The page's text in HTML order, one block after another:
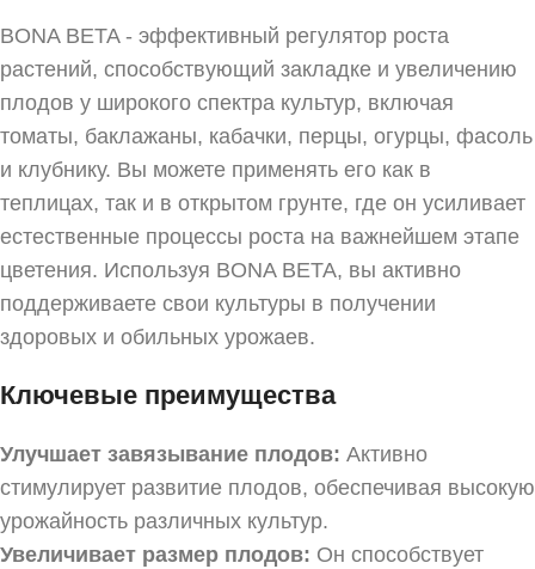
BONA BETA - эффективный регулятор роста
растений, способствующий закладке и увеличению
плодов у широкого спектра культур, включая
томаты, баклажаны, кабачки, перцы, огурцы, фасоль
и клубнику. Вы можете применять его как в
теплицах, так и в открытом грунте, где он усиливает
естественные процессы роста на важнейшем этапе
цветения. Используя BONA BETA, вы активно
поддерживаете свои культуры в получении
здоровых и обильных урожаев.
Ключевые преимущества
Улучшает завязывание плодов: Активно
стимулирует развитие плодов, обеспечивая высокую
урожайность различных культур.
Увеличивает размер плодов: Он способствует